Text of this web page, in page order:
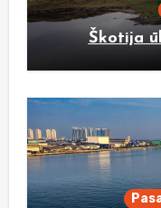
Škotija